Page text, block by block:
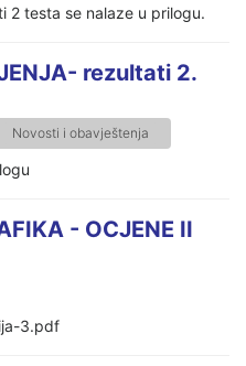
2 testa se nalaze u prilogu.
rezultati 2.
Novosti i obavještenja
- OCJENE II
3.pdf